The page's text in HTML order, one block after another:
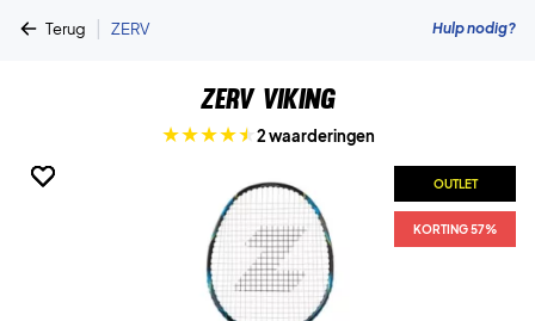
Terug | ZERV Hulp nodig?
ZERV Viking
2 waarderingen
OUTLET
KORTING 57%
OUTLET
KORTING 57%
OUTLET
KORTING 57%
OUTLET
KORTING 57%